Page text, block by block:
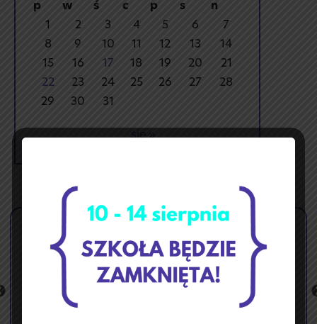
p w ś c p s
n
1
2 3 4 5 6
7
8
9 10 11 12 13
14
15
16 17 18 19 20
21
22
23 24 25 26 27
28
29
30 31
sie »
🏝️ Przerwa wakacyjna ☀️